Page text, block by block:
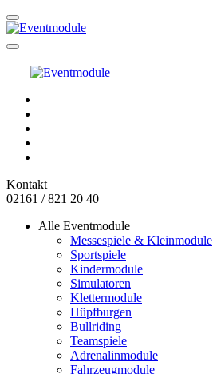
Kontakt
02161 / 821 20 40
Alle Eventmodule
Messespiele & Kleinmodule
Sportspiele
Kindermodule
Simulatoren
Klettermodule
Hüpfburgen
Bullriding
Teamspiele
Adrenalinmodule
Fahrzeugmodule